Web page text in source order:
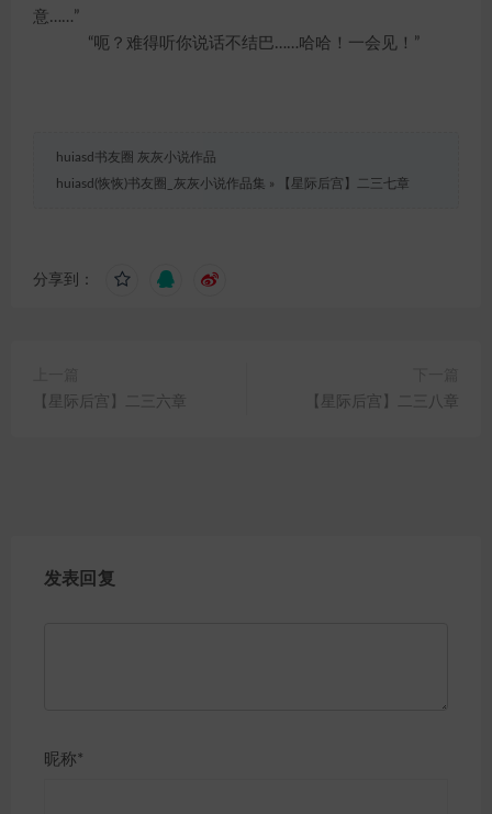
意……”
“呃？难得听你说话不结巴……哈哈！一会见！”
huiasd书友圈 灰灰小说作品
huiasd(恢恢)书友圈_灰灰小说作品集 » 【星际后宫】二三七章
分享到：
【星际后宫】二三六章
【星际后宫】二三八章
发表回复
昵称*